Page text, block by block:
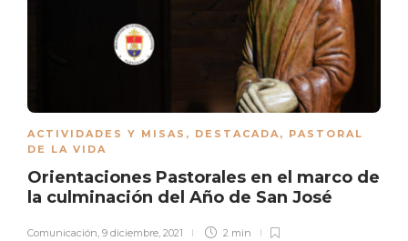
ACTIVIDADES Y MISAS , DESTACADA, PASTORAL
DE LA VIDA
Orientaciones Pastorales en el marco de
la culminación del Año de San José
Comunicación, 9 diciembre, 2021 2 min